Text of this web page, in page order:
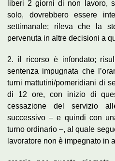
liberi 2 giorni di non lavoro,
solo, dovrebbero essere
settimanale; rileva che la
pervenuta in altre decisioni a
2. il ricorso è infondato;
sentenza impugnata che
turni mattutini/pomeridiani di
di 12 ore, con inizio di
cessazione del servizio
successivo – e quindi con
turno ordinario –, al quale
lavoratore non è impegnato in